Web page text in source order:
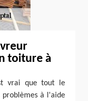
toiture à
vrai que tout le
problèmes à l'aide